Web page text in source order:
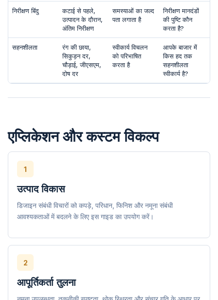
निरीक्षण बिंदु
कटाई से पहले,
उत्पादन के दौरान,
अंतिम निरीक्षण
समस्याओं का जल्द
पता लगाता है
निरीक्षण मानदंडों
की पुष्टि कौन
करता है?
सहनशीलता
रंग की छाया,
सिकुड़न दर,
चौड़ाई, जीएसएम,
दोष दर
स्वीकार्य विचलन
को परिभाषित
करता है
आपके बाजार में
किस हद तक
सहनशीलता
स्वीकार्य है?
एप्लिकेशन और कस्टम विकल्प
1
उत्पाद विकास
डिजाइन संबंधी विचारों को कपड़े, परिधान, फिनिश और नमूना संबंधी
आवश्यकताओं में बदलने के लिए इस गाइड का उपयोग करें।
2
आपूर्तिकर्ता तुलना